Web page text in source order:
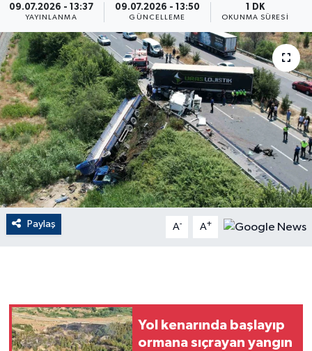
09.07.2026 - 13:37
YAYINLANMA
09.07.2026 - 13:50
GÜNCELLEME
1 DK
OKUNMA SÜRESI
Paylaş A- A+
Yol kenarında başlayıp
ormana sıçrayan yangın
ÇEVRE
Dış Haberler
Dünya
EĞİTİM
EKONOMİ
English News
Finans
GENEL